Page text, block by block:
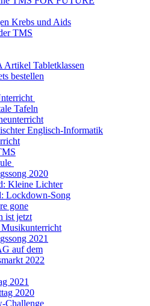
Krebs und Aids
TMS
Artikel Tabletklassen
bestellen
Tafeln
Englisch-Informatik
2020
Kleine Lichter
Lockdown-Song
gone
ist jetzt
2021
auf dem
2022
2021
2020
Challenge